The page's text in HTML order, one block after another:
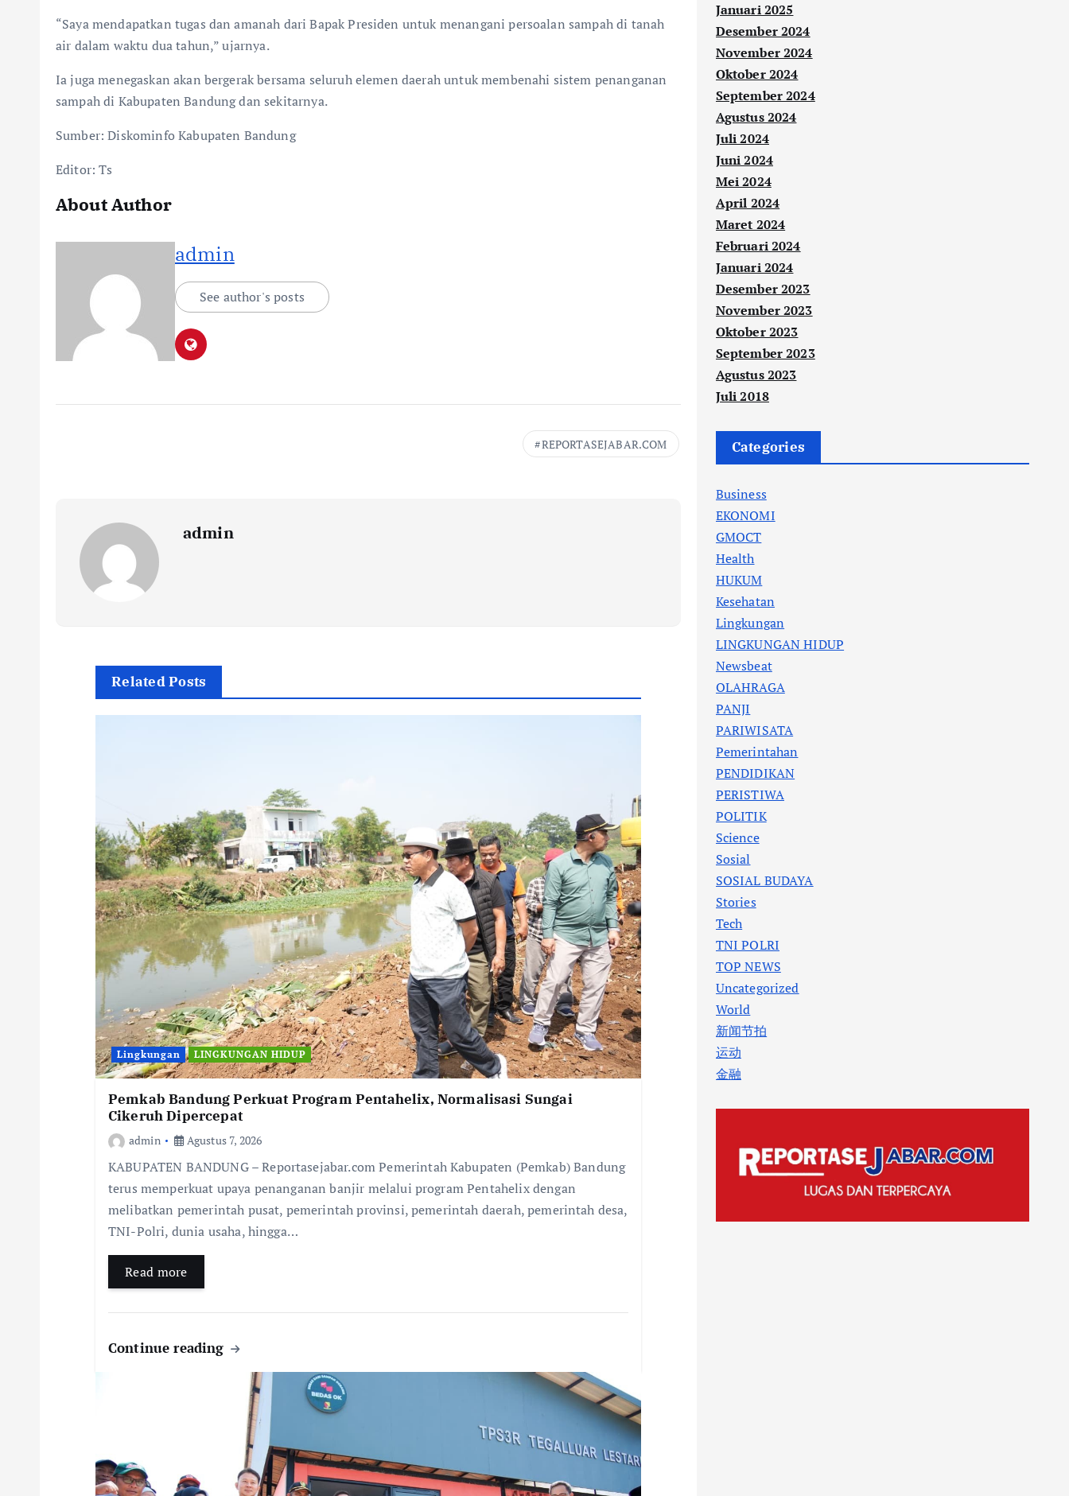
“Saya mendapatkan tugas dan amanah dari Bapak Presiden untuk menangani persoalan sampah di tanah
air dalam waktu dua tahun,” ujarnya.
Ia juga menegaskan akan bergerak bersama seluruh elemen daerah untuk membenahi sistem penanganan
sampah di Kabupaten Bandung dan sekitarnya.
Sumber: Diskominfo Kabupaten Bandung
Editor: Ts
About Author
admin
See author's posts
REPORTASEJABAR.COM
admin
Related Posts
Lingkungan LINGKUNGAN HIDUP
Pemkab Bandung Perkuat Program Pentahelix, Normalisasi Sungai
Cikeruh Dipercepat
admin Agustus 7, 2026
KABUPATEN BANDUNG – Reportasejabar.com Pemerintah Kabupaten (Pemkab) Bandung
terus memperkuat upaya penanganan banjir melalui program Pentahelix dengan
melibatkan pemerintah pusat, pemerintah provinsi, pemerintah daerah, pemerintah desa,
TNI-Polri, dunia usaha, hingga…
Read more
Continue reading
Januari 2025
Desember 2024
November 2024
Oktober 2024
September 2024
Agustus 2024
Juli 2024
Juni 2024
Mei 2024
April 2024
Maret 2024
Februari 2024
Januari 2024
Desember 2023
November 2023
Oktober 2023
September 2023
Agustus 2023
Juli 2018
Categories
Business
EKONOMI
GMOCT
Health
HUKUM
Kesehatan
Lingkungan
LINGKUNGAN HIDUP
Newsbeat
OLAHRAGA
PANJI
PARIWISATA
Pemerintahan
PENDIDIKAN
PERISTIWA
POLITIK
Science
Sosial
SOSIAL BUDAYA
Stories
Tech
TNI POLRI
TOP NEWS
Uncategorized
World
新闻节拍
运动
金融